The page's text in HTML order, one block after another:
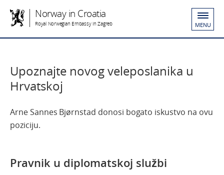
Norway in Croatia
Royal Norwegian Embassy in Zagreb MENU
Upoznajte novog veleposlanika u
Hrvatskoj
Arne Sannes Bjørnstad donosi bogato iskustvo na ovu
poziciju.
Pravnik u diplomatskoj službi